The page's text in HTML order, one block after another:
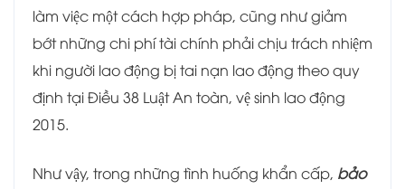
làm việc một cách hợp pháp, cũng như giảm
bớt những chi phí tài chính phải chịu trách nhiệm
khi người lao động bị tai nạn lao động theo quy
định tại Điều 38 Luật An toàn, vệ sinh lao động
2015.
Như vậy, trong những tình huống khẩn cấp, bảo